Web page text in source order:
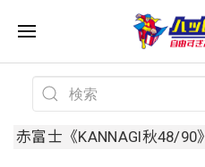
赤富士《KANNAGI秋48/90》